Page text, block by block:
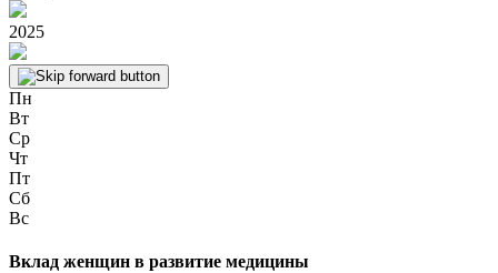
2025
Пн
Вт
Ср
Чт
Пт
Сб
Вс
Вклад женщин в развитие медицины